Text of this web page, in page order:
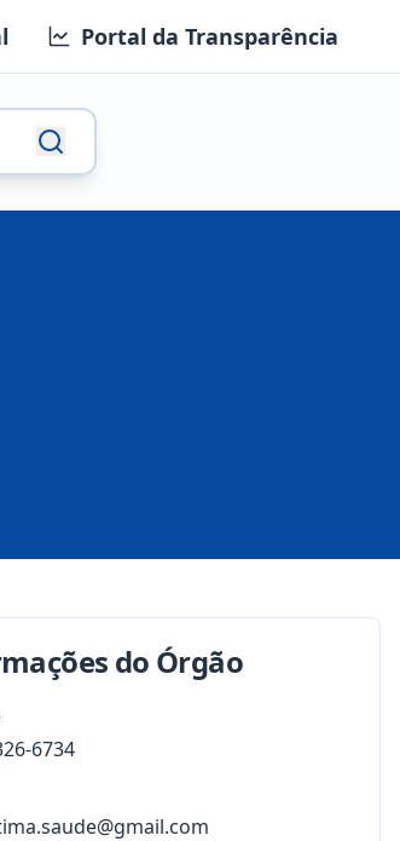
Portal da Transparência
do Órgão
6734